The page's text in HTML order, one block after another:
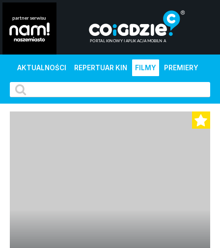
AKTUALNOŚCI REPERTUAR KIN FILMY PREMIERY